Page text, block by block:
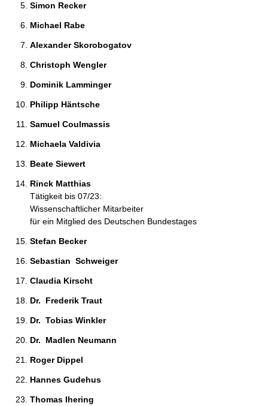
Simon Recker
Michael Rabe
Alexander Skorobogatov
Christoph Wengler
Dominik Lamminger
Philipp Häntsche
Samuel Coulmassis
Michaela Valdivia
Beate Siewert
Rinck Matthias
Tätigkeit bis 07/23:
Wissenschaftlicher Mitarbeiter
für ein Mitglied des Deutschen Bundestages
Stefan Becker
Sebastian  Schweiger
Claudia Kirscht
Dr.  Frederik Traut
Dr.  Tobias Winkler
Dr.  Madlen Neumann
Roger Dippel
Hannes Gudehus
Thomas Ihering